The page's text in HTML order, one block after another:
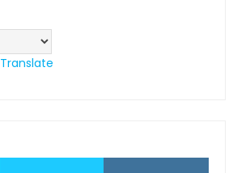
Translate